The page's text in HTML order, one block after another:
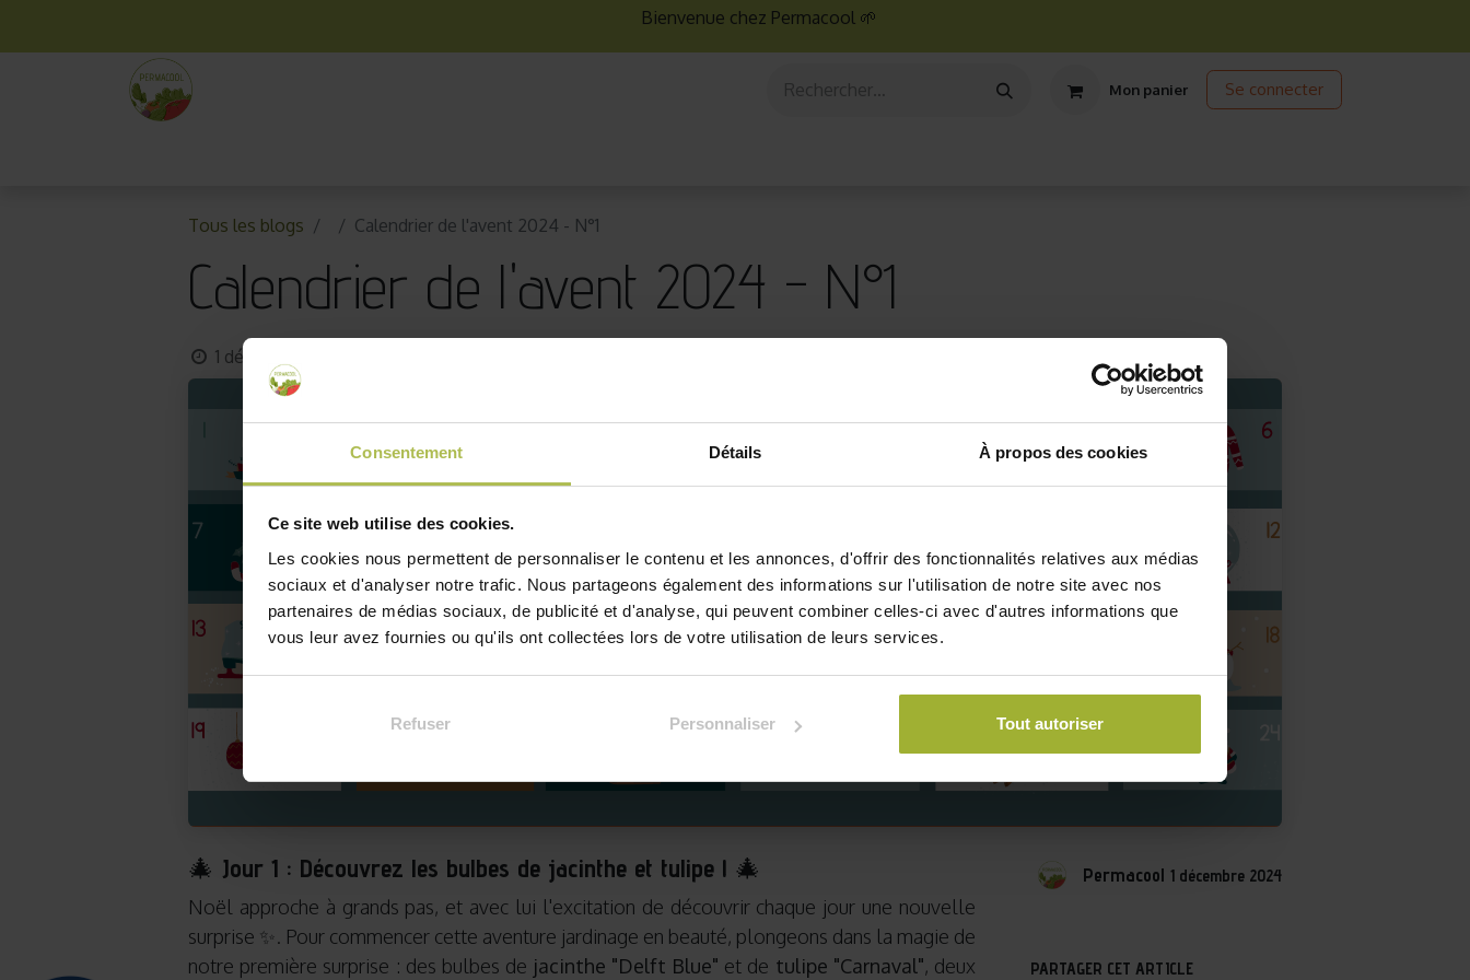
Consentement Détails À propos des cookies
Ce site web utilise des cookies.
Les cookies nous permettent de personnaliser le contenu et les annonces, d'offrir des fonctionnalités relatives aux médias
sociaux et d'analyser notre trafic. Nous partageons également des informations sur l'utilisation de notre site avec nos
partenaires de médias sociaux, de publicité et d'analyse, qui peuvent combiner celles-ci avec d'autres informations que
vous leur avez fournies ou qu'ils ont collectées lors de votre utilisation de leurs services.
Refuser Personnaliser Tout autoriser
Bienvenue chez Permacool 🌱
Mon panier Se connecter
Tous les blogs Calendrier de l'avent 2024 - N°1
Calendrier de l'avent 2024 - N°1
1 décembre 2024
🎄 Jour 1 : Découvrez les bulbes de jacinthe et tulipe ! 🎄
Noël approche à grands pas, et avec lui l'excitation de découvrir chaque jour une nouvelle
surprise ✨. Pour commencer cette aventure jardinage en beauté, plongeons dans la magie de
notre première surprise : des bulbes de jacinthe "Delft Blue" et de tulipe "Carnaval", deux
Permacool 1 décembre 2024
PARTAGER CET ARTICLE